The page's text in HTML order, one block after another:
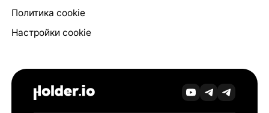
Политика cookie
Настройки cookie